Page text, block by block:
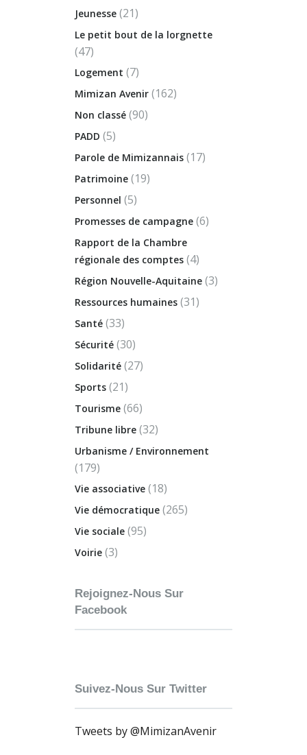
Jeunesse (21)
Le petit bout de la lorgnette
(47)
Logement (7)
Mimizan Avenir (162)
Non classé (90)
PADD (5)
Parole de Mimizannais (17)
Patrimoine (19)
Personnel (5)
Promesses de campagne (6)
Rapport de la Chambre
régionale des comptes (4)
Région Nouvelle-Aquitaine (3)
Ressources humaines (31)
Santé (33)
Sécurité (30)
Solidarité (27)
Sports (21)
Tourisme (66)
Tribune libre (32)
Urbanisme / Environnement
(179)
Vie associative (18)
Vie démocratique (265)
Vie sociale (95)
Voirie (3)
Rejoignez-Nous Sur
Facebook
Suivez-Nous Sur Twitter
Tweets by @MimizanAvenir